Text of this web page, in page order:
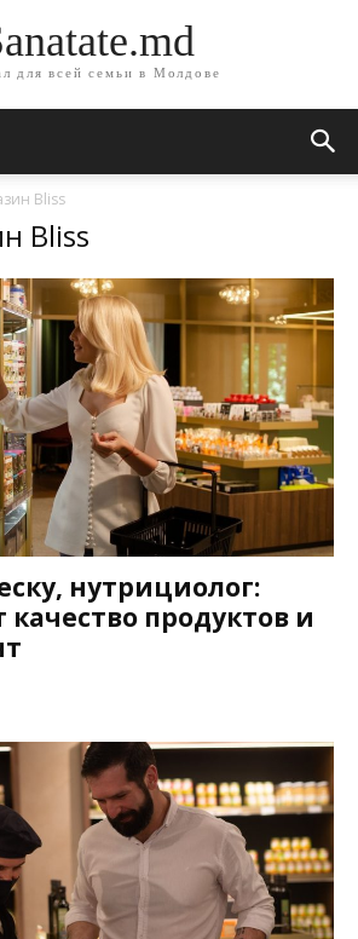
для всей семьи в Молдове
Bliss
Bliss
нутрициолог:
качество продуктов и